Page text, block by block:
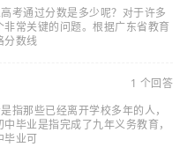
考通过分数是多少呢？对于许多
常关键的问题。根据广东省教育
分数线
1 个回答
指那些已经离开学校多年的人，
毕业是指完成了九年义务教育，
毕业可